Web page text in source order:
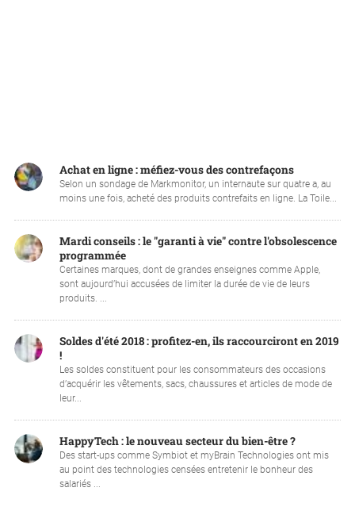
Achat en ligne : méfiez-vous des contrefaçons
Selon un sondage de Markmonitor, un internaute sur quatre a, au
moins une fois, acheté des produits contrefaits en ligne. La Toile...
Mardi conseils : le "garanti à vie" contre l'obsolescence
programmée
Certaines marques, dont de grandes enseignes comme Apple,
sont aujourd’hui accusées de limiter la durée de vie de leurs
produits. ...
Soldes d'été 2018 : profitez-en, ils raccourciront en 2019
!
Les soldes constituent pour les consommateurs des occasions
d’acquérir les vêtements, sacs, chaussures et articles de mode de
leur...
HappyTech : le nouveau secteur du bien-être ?
Des start-ups comme Symbiot et myBrain Technologies ont mis
au point des technologies censées entretenir le bonheur des
salariés ...